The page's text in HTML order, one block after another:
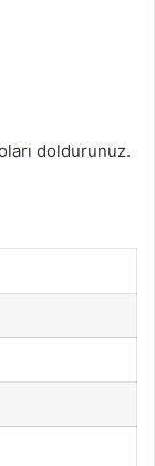
doldurunuz.